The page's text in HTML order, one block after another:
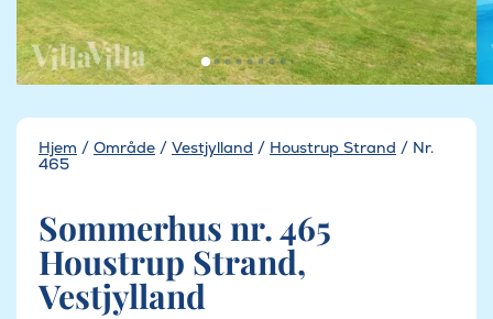
Hjem / Område / Vestjylland / Houstrup Strand / Nr.
465
Sommerhus nr. 465
Houstrup Strand,
Vestjylland